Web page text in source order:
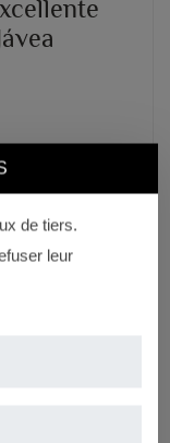
de tiers.
leur
REF. LC-1688